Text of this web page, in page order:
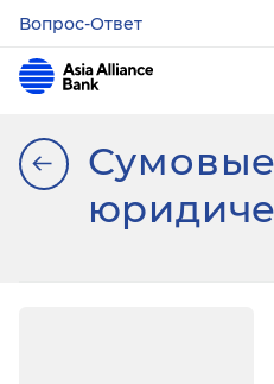
Вопрос-Ответ